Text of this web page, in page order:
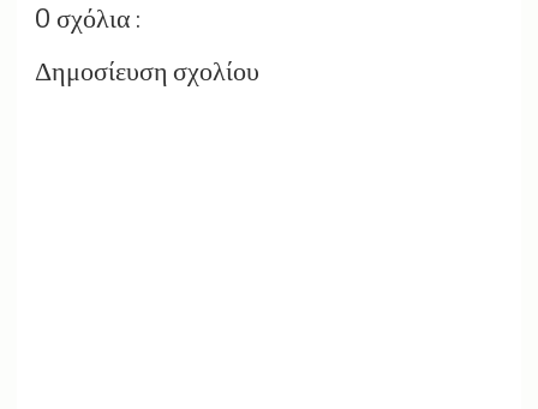
0 σχόλια :
Δημοσίευση σχολίου